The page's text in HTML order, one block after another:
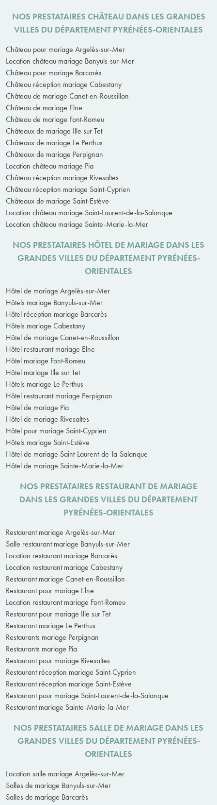
NOS PRESTATAIRES CHÂTEAU DANS LES GRANDES
VILLES DU DÉPARTEMENT PYRÉNÉES-ORIENTALES
Château pour mariage Argelès-sur-Mer
Location château mariage Banyuls-sur-Mer
Château pour mariage Barcarès
Château réception mariage Cabestany
Château de mariage Canet-en-Roussillon
Château de mariage Elne
Château de mariage Font-Romeu
Châteaux de mariage Ille sur Tet
Châteaux de mariage Le Perthus
Châteaux de mariage Perpignan
Location château mariage Pia
Château réception mariage Rivesaltes
Château réception mariage Saint-Cyprien
Châteaux de mariage Saint-Estève
Location château mariage Saint-Laurent-de-la-Salanque
Location château mariage Sainte-Marie-la-Mer
NOS PRESTATAIRES HÔTEL DE MARIAGE DANS LES
GRANDES VILLES DU DÉPARTEMENT PYRÉNÉES-
ORIENTALES
Hôtel de mariage Argelès-sur-Mer
Hôtels mariage Banyuls-sur-Mer
Hôtel réception mariage Barcarès
Hôtels mariage Cabestany
Hôtel de mariage Canet-en-Roussillon
Hôtel restaurant mariage Elne
Hôtel mariage Font-Romeu
Hôtel mariage Ille sur Tet
Hôtels mariage Le Perthus
Hôtel restaurant mariage Perpignan
Hôtel de mariage Pia
Hôtel de mariage Rivesaltes
Hôtel pour mariage Saint-Cyprien
Hôtels mariage Saint-Estève
Hôtel de mariage Saint-Laurent-de-la-Salanque
Hôtel de mariage Sainte-Marie-la-Mer
NOS PRESTATAIRES RESTAURANT DE MARIAGE
DANS LES GRANDES VILLES DU DÉPARTEMENT
PYRÉNÉES-ORIENTALES
Restaurant mariage Argelès-sur-Mer
Salle restaurant mariage Banyuls-sur-Mer
Location restaurant mariage Barcarès
Location restaurant mariage Cabestany
Restaurant mariage Canet-en-Roussillon
Restaurant pour mariage Elne
Location restaurant mariage Font-Romeu
Restaurant pour mariage Ille sur Tet
Restaurant mariage Le Perthus
Restaurants mariage Perpignan
Restaurants mariage Pia
Restaurant pour mariage Rivesaltes
Restaurant réception mariage Saint-Cyprien
Restaurant réception mariage Saint-Estève
Restaurant pour mariage Saint-Laurent-de-la-Salanque
Restaurant mariage Sainte-Marie-la-Mer
NOS PRESTATAIRES SALLE DE MARIAGE DANS LES
GRANDES VILLES DU DÉPARTEMENT PYRÉNÉES-
ORIENTALES
Location salle mariage Argelès-sur-Mer
Salles de mariage Banyuls-sur-Mer
Salles de mariage Barcarès